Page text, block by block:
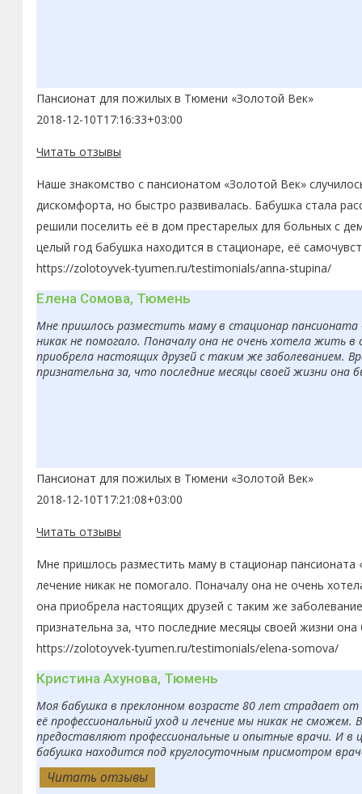
Читать отзывы
Читать отзывы
Читать отзывы
Читать отзывы
Читать отзывы
Читать отзывы
Пансионат для пожилых в Тюмени «Золотой Век»
2018-12-10T17:16:33+03:00
Читать отзывы
Наше знакомство с пансионатом «Золотой Век»
дискомфорта, но быстро развивалась. Бабушка стала
решили поселить её в дом престарелых для больных с
целый год бабушка находится в стационаре, её
https://zolotoyvek-tyumen.ru/testimonials/anna-stupina/
Елена Сомова, Тюмень
Мне пришлось разместить маму в стационар пансионата
никак не помогало. Поначалу она не очень хотела жить
приобрела настоящих друзей с таким же заболеванием.
признательна за, что последние месяцы своей жизни
Читать отзывы
Пансионат для пожилых в Тюмени «Золотой Век»
2018-12-10T17:21:08+03:00
Читать отзывы
Мне пришлось разместить маму в стационар
лечение никак не помогало. Поначалу она не очень
она приобрела настоящих друзей с таким же
признательна за, что последние месяцы своей жизни
https://zolotoyvek-tyumen.ru/testimonials/elena-somova/
Кристина Ахунова, Тюмень
Моя бабушка в преклонном возрасте 80 лет страдает от
её профессиональный уход и лечение мы никак не
предоставляют профессиональные и опытные врачи. И в
бабушка находится под круглосуточным присмотром
Читать отзывы
Читать отзывы
Читать отзывы